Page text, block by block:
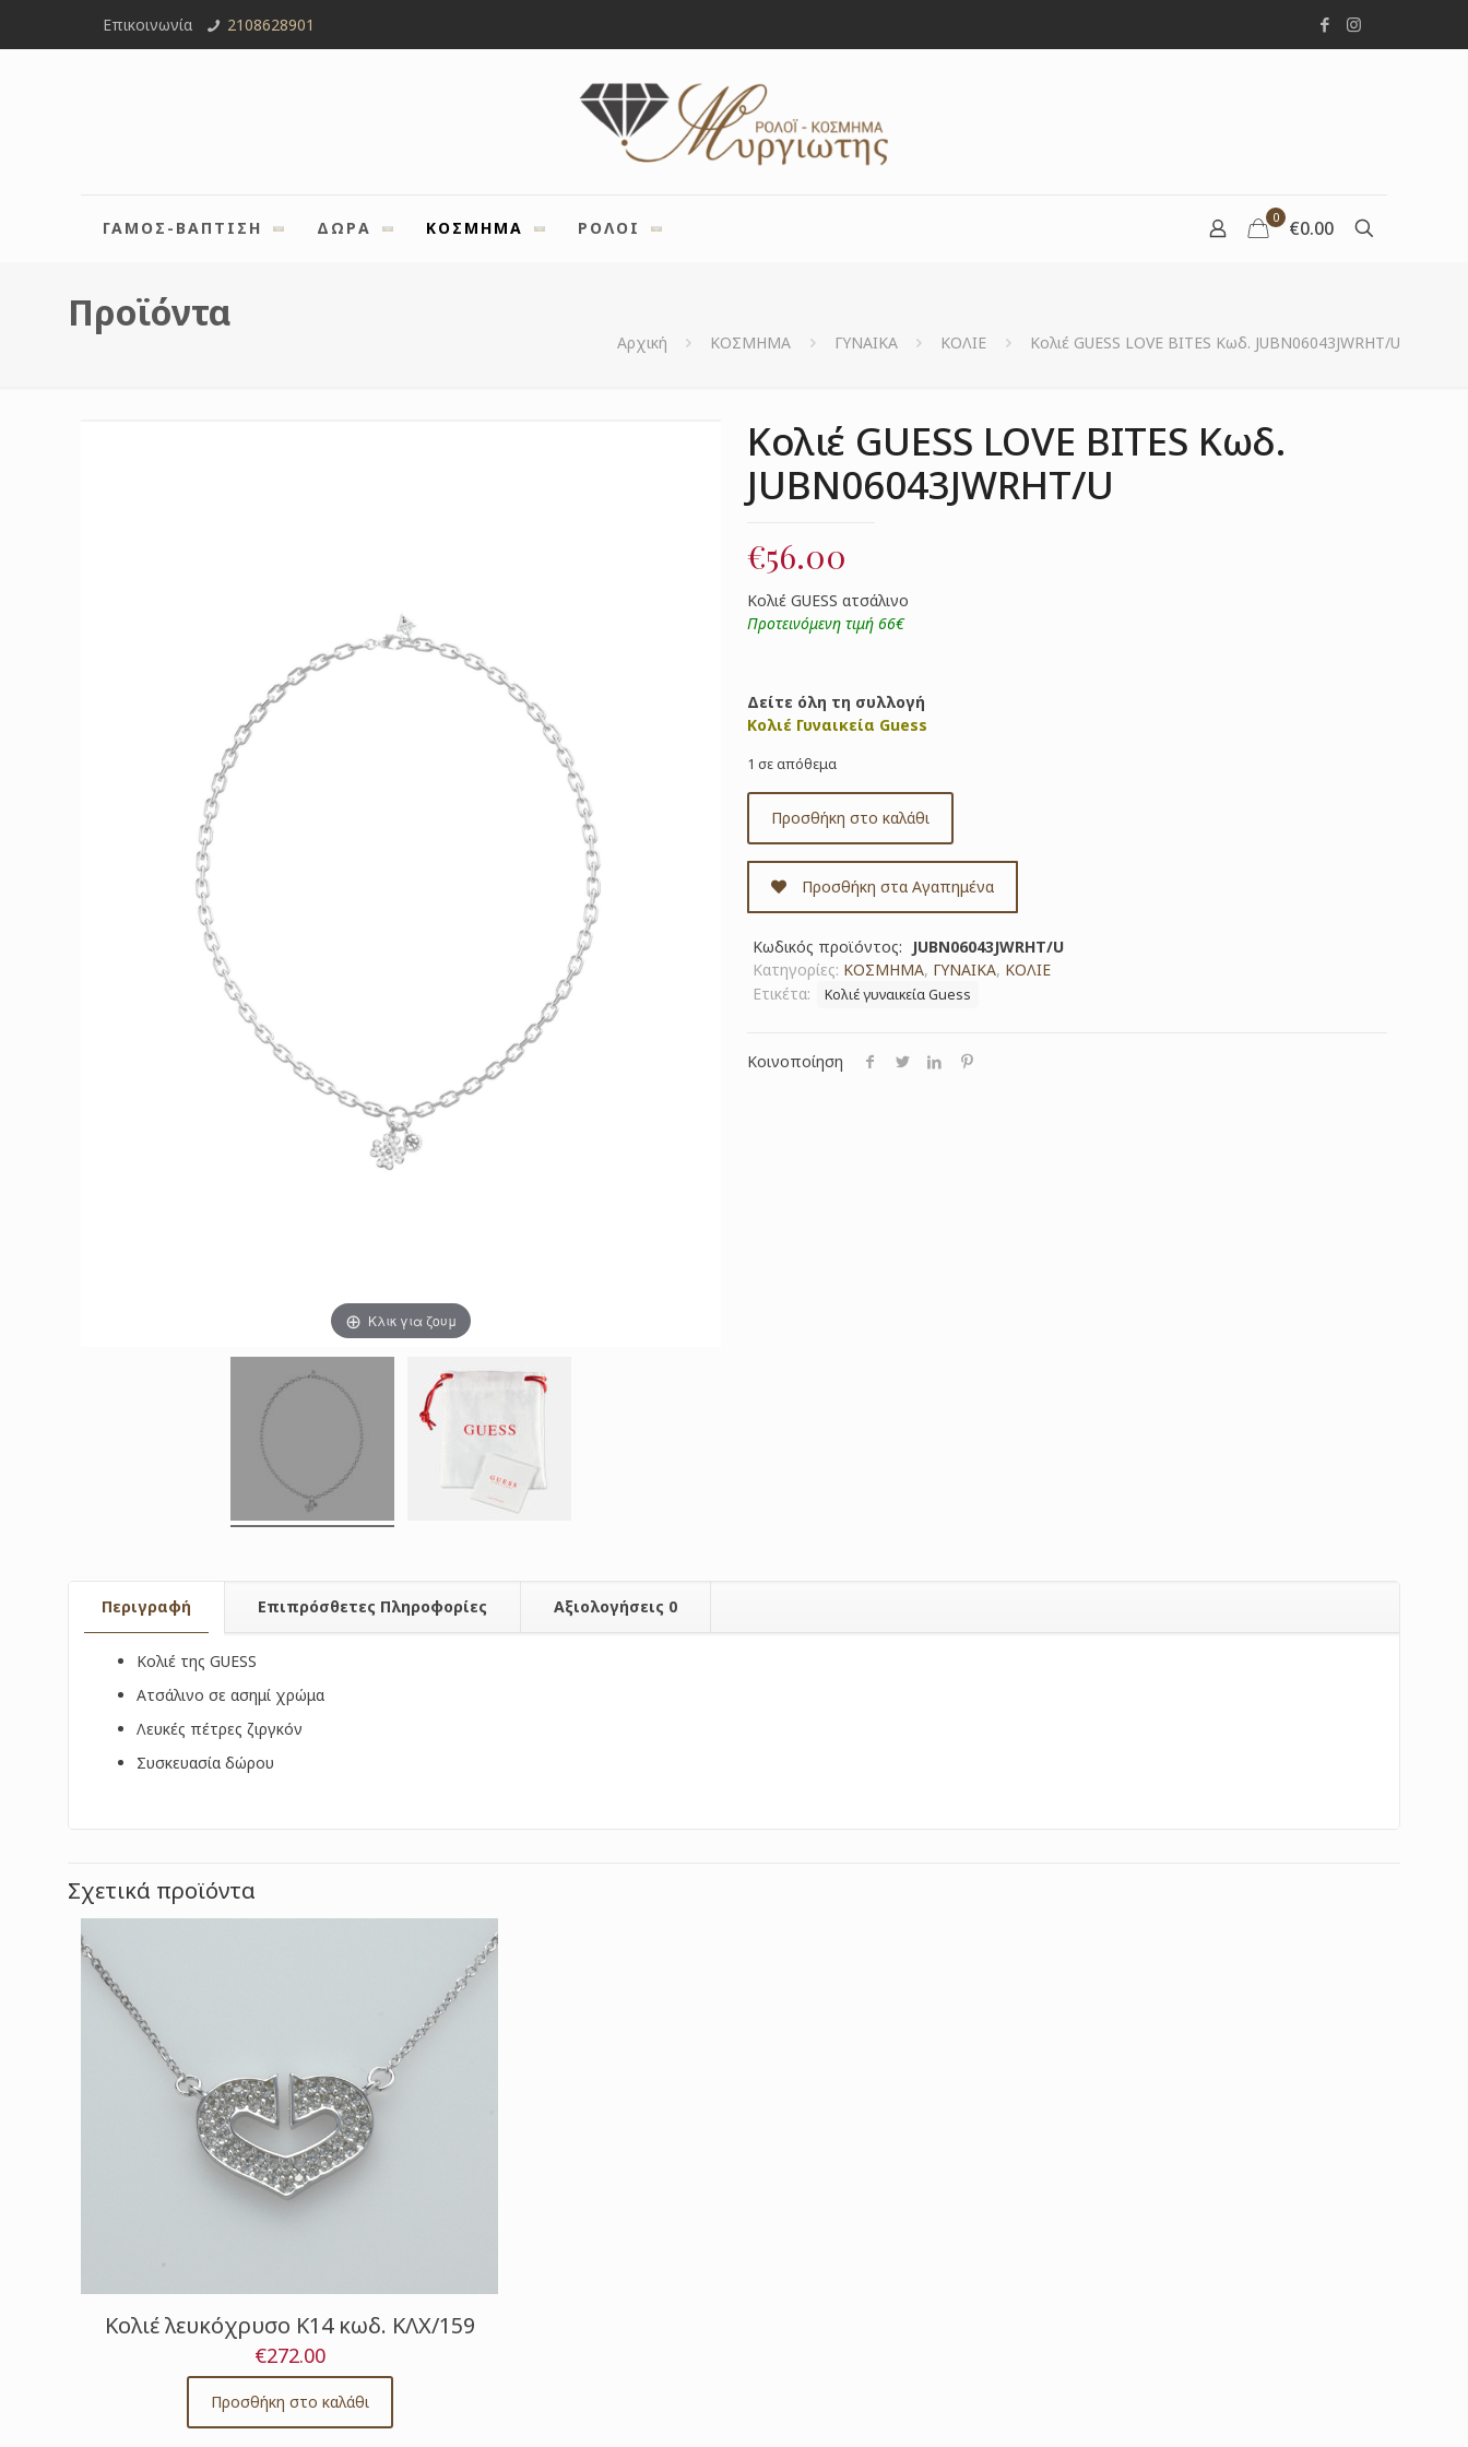
Επικοινωνία 2108628901
ΓΑΜΟΣ-ΒΑΠΤΙΣΗ ΔΩΡΑ ΚΟΣΜΗΜΑ ΡΟΛΟΙ
0 €0.00
Προϊόντα
Αρχική ΚΟΣΜΗΜΑ ΓΥΝΑΙΚΑ ΚΟΛΙΕ Κολιέ GUESS LOVE BITES Κωδ. JUBN06043JWRHT/U
Κλικ για ζουμ
Κολιέ GUESS LOVE BITES Κωδ.
JUBN06043JWRHT/U
€56.00
Κολιέ GUESS ατσάλινο
Προτεινόμενη τιμή 66€
Δείτε όλη τη συλλογή
Κολιέ Γυναικεία Guess
1 σε απόθεμα
Προσθήκη στο καλάθι
Προσθήκη στα Αγαπημένα
Κωδικός προϊόντος:
JUBN06043JWRHT/U
Κατηγορίες: ΚΟΣΜΗΜΑ, ΓΥΝΑΙΚΑ, ΚΟΛΙΕ
Ετικέτα:
Κολιέ γυναικεία Guess
Κοινοποίηση
Περιγραφή Επιπρόσθετες Πληροφορίες Αξιολογήσεις 0
Κολιέ της GUESS
Ατσάλινο σε ασημί χρώμα
Λευκές πέτρες ζιργκόν
Συσκευασία δώρου
Σχετικά προϊόντα
Κολιέ λευκόχρυσο Κ14 κωδ. ΚΛΧ/159
€272.00
Προσθήκη στο καλάθι